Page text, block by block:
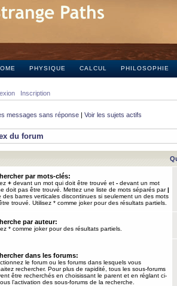
PHYSIQUE CALCUL PHILOSOPHIE
Inscription
messages sans réponse | Voir les sujets actifs
du forum
par mots-clés:
+ devant un mot qui doit être trouvé et - devant un mot
doit pas être trouvé. Mettez une liste de mots séparés par|
des barres verticales discontinues si seulement un des mots
trouvé. Utilisez * comme joker pour des résultats partiels.
par auteur:
* comme joker pour des résultats partiels.
dans les forums:
le forum ou les forums dans lesquels vous
rechercher. Pour plus de rapidité, tous les sous-forums
être recherchés en choisissant le parent et en réglant ci-
l’activation des sous-forums de la recherche.